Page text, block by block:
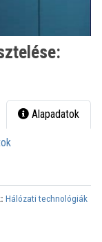
Alapadatok
Hálózati technológiák